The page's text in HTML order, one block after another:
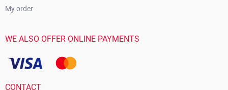
My order
WE ALSO OFFER ONLINE PAYMENTS
CONTACT